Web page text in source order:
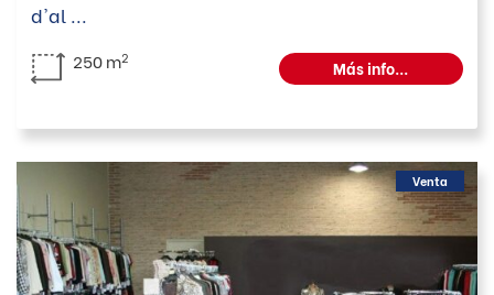
d'al ...
250 m2 Más info...
Venta